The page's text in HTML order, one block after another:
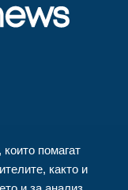
които помагат
както и